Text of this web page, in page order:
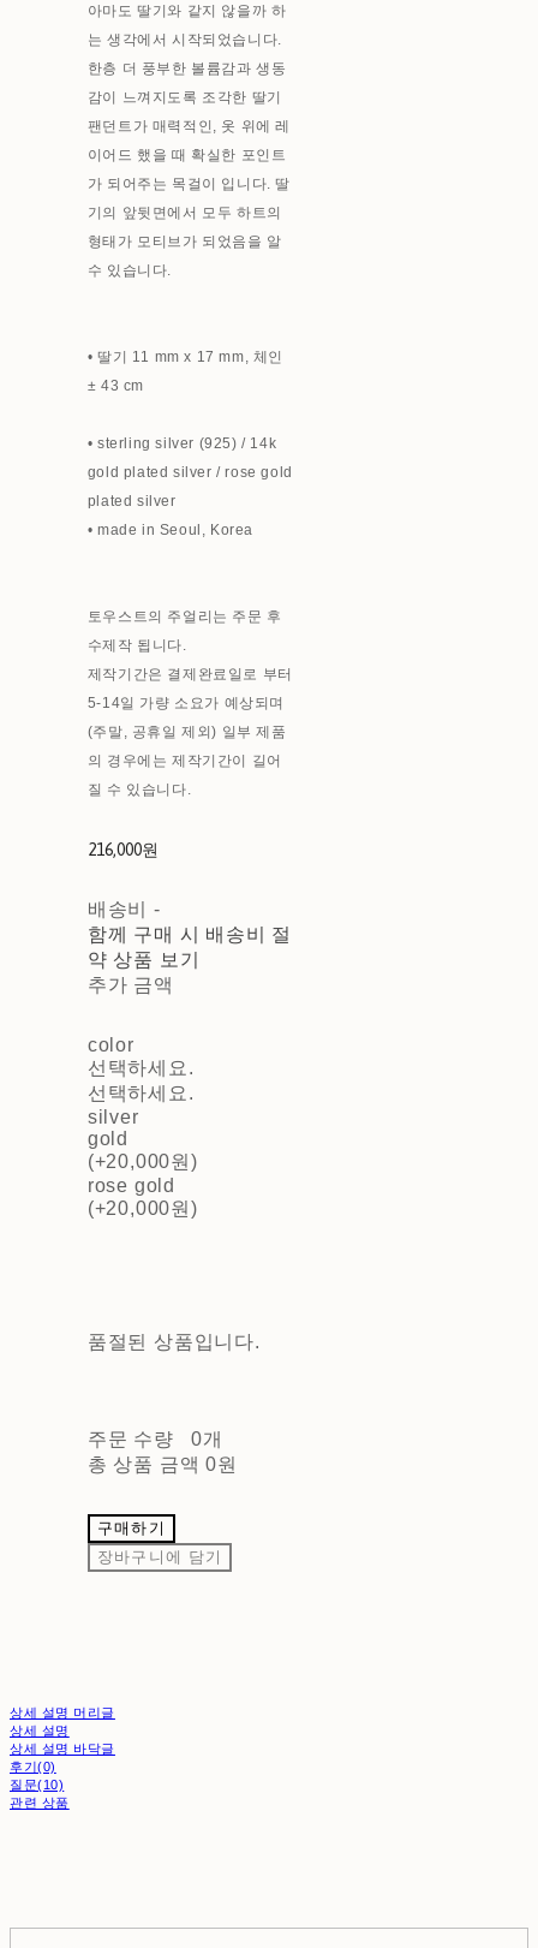
아마도 딸기와 같지 않을까 하
는 생각에서 시작되었습니다.
한층 더 풍부한 볼륨감과 생동
감이 느껴지도록 조각한 딸기
팬던트가 매력적인, 옷 위에 레
이어드 했을 때 확실한 포인트
가 되어주는 목걸이 입니다. 딸
기의 앞뒷면에서 모두 하트의
형태가 모티브가 되었음을 알
수 있습니다.
• 딸기 11 mm x 17 mm, 체인
± 43 cm
• sterling silver (925) / 14k
gold plated silver / rose gold
plated silver
• made in Seoul, Korea
토우스트의 주얼리는 주문 후
수제작 됩니다.
제작기간은 결제완료일로 부터
5-14일 가량 소요가 예상되며
(주말, 공휴일 제외) 일부 제품
의 경우에는 제작기간이 길어
질 수 있습니다.
216,000원
배송비 -
함께 구매 시 배송비 절
약 상품 보기
추가 금액
color
선택하세요.
선택하세요.
silver
gold
(+20,000원)
rose gold
(+20,000원)
품절된 상품입니다.
주문 수량
0개
총 상품 금액 0원
구매하기
장바구니에 담기
상세 설명 머리글
상세 설명
상세 설명 바닥글
후기(0)
질문(10)
관련 상품